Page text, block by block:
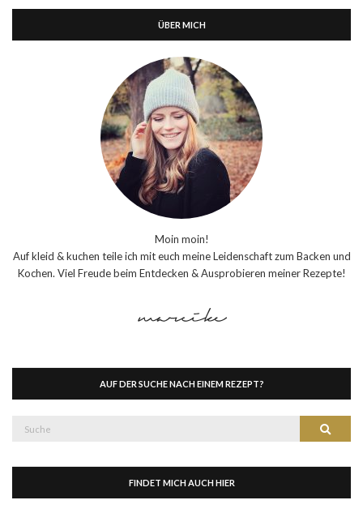
ÜBER MICH
Moin moin!
Auf kleid & kuchen teile ich mit euch meine Leidenschaft zum Backen und
Kochen. Viel Freude beim Entdecken & Ausprobieren meiner Rezepte!
AUF DER SUCHE NACH EINEM REZEPT?
Suche
Suche
FINDET MICH AUCH HIER